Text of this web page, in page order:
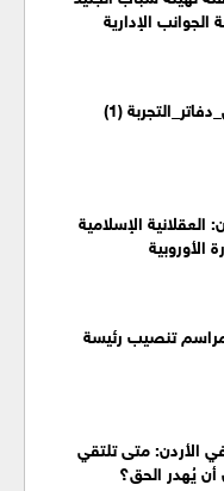
الجوانب الإدارية
(1)
الإسلامية
تنصيب رئيسة
الأردن: متى تلتقي
أن يُهدر الحق؟